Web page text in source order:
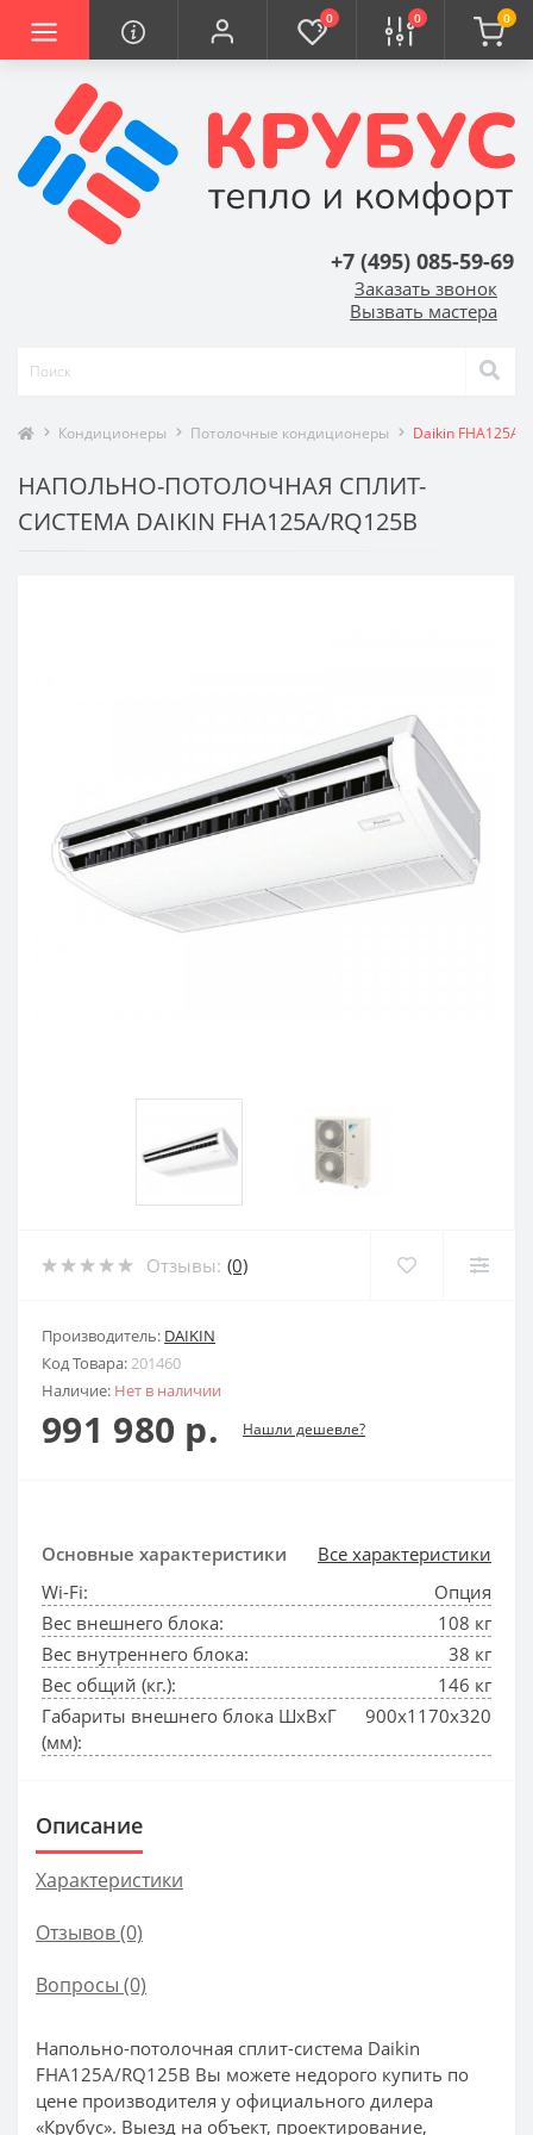
0 0 0
+7 (495) 085-59-69
Заказать звонок
Вызвать мастера
Кондиционеры Потолочные кондиционеры Daikin FHA125A/
НАПОЛЬНО-ПОТОЛОЧНАЯ СПЛИТ-
СИСТЕМА DAIKIN FHA125A/RQ125B
Отзывы: (0)
Производитель: DAIKIN
Код Товара:201460
Наличие: Нет в наличии
991 980 р. Нашли дешевле?
Основные характеристики
Все характеристики
Wi-Fi:
Опция
Вес внешнего блока:
108 кг
Вес внутреннего блока:
38 кг
Вес общий (кг.):
146 кг
Габариты внешнего блока ШхВхГ
(мм):
900x1170x320
Описание
Характеристики
Отзывов (0)
Вопросы (0)
Напольно-потолочная сплит-система Daikin
FHA125A/RQ125B Вы можете недорого купить по
цене производителя у официального дилера
«Крубус». Выезд на объект, проектирование,